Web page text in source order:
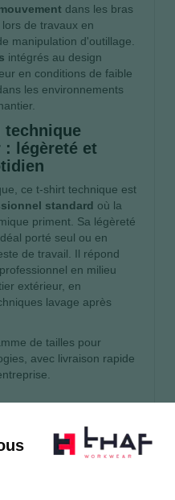
dans les bras
de travaux en
manipulation d'outillage.
intégrés au design
en conditions de faible
les environnements
technique
: légèreté et
ce t-shirt technique est
standard où la
priment. Sa légèreté
porté seul ou en
de travail. Il répond
en milieu
extérieur, en
lavage après
de tailles pour
avec livraison rapide